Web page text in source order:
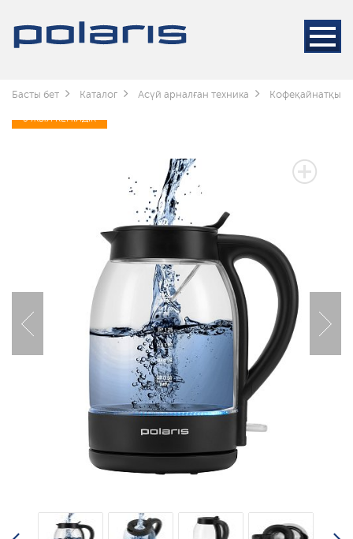
Басты бет Каталог Асүй арналған техника
3 ЖЫЛ КЕПІЛДІК